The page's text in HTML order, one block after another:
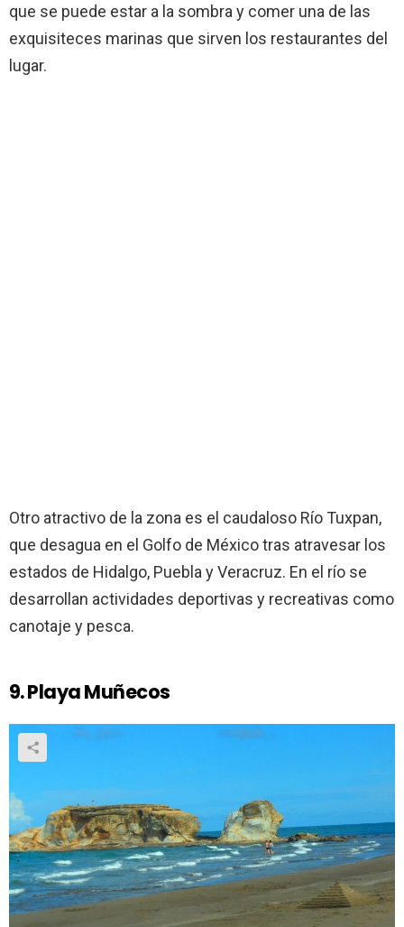
que se puede estar a la sombra y comer una de las
exquisiteces marinas que sirven los restaurantes del
lugar.
Otro atractivo de la zona es el caudaloso Río Tuxpan,
que desagua en el Golfo de México tras atravesar los
estados de Hidalgo, Puebla y Veracruz. En el río se
desarrollan actividades deportivas y recreativas como
canotaje y pesca.
9. Playa Muñecos